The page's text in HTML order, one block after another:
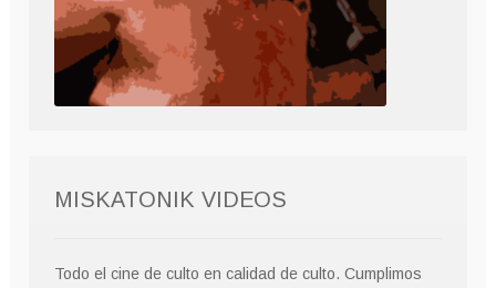
MISKATONIK VIDEOS
Todo el cine de culto en calidad de culto. Cumplimos